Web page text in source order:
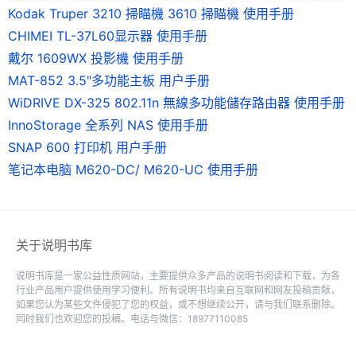
Kodak Truper 3210 掃瞄機 3610 掃瞄機 使用手册
CHIMEI TL-37L60显示器 使用手册
戴尔 1609WX 投影機 使用手册
MAT-852 3.5"多功能主板 用户手册
WiDRIVE DX-325 802.11n 無線多功能儲存路由器 使用手册
InnoStorage 全系列 NAS 使用手册
SNAP 600 打印机 用户手册
笔记本电脑 M620-DC/ M620-UC 使用手册
关于说明书库
说明书库是一家公益性质网站，主要提供众多产品的说明书阅读和下载，为各
行业产品用户提供使用学习便利。所有说明书均来自互联网和网友投稿贡献，
如果您认为某些文件侵犯了您的权益，或不想继续公开，请与我们联系删除。
同时我们也欢迎您的投稿。电话与微信：18977110085